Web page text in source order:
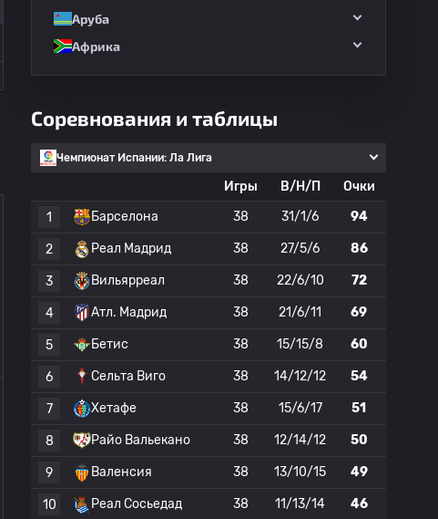
Аруба
Африка
Соревнования и таблицы
Чемпионат Испании: Ла Лига
Игры В/Н/П
Очки
1
Барселона 38 31/1/6 94
2 Реал Мадрид 38 27/5/6 86
3 Вильярреал 38 22/6/10 72
4 Атл. Мадрид 38 21/6/11 69
5 Бетис 38 15/15/8 60
6 Сельта Виго 38 14/12/12 54
7 Хетафе 38 15/6/17 51
8 Райо Вальекано 38 12/14/12 50
9 Валенсия 38 13/10/15 49
10 Реал Сосьедад 38 11/13/14 46